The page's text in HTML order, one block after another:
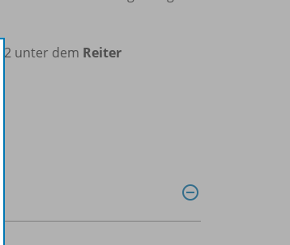
2 unter dem Reiter